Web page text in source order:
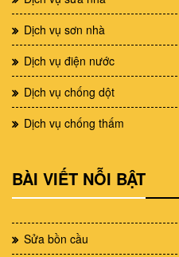
Dịch vụ sơn nhà
Dịch vụ điện nước
Dịch vụ chống dột
Dịch vụ chống thấm
BÀI VIẾT NỖI BẬT
Sửa bồn cầu